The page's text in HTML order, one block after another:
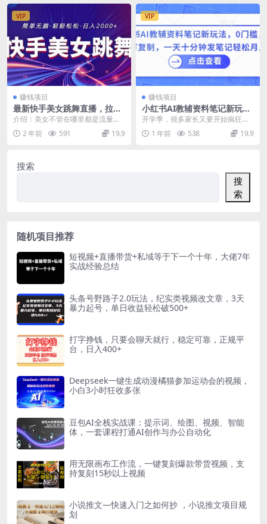
VIP
赚钱项目
最新快手美女跳舞直播，拉爆
流量不违规，轻轻松松日入20
00+
介绍：美女不管在哪里都是流量密
码！目前快手平台的无人美女跳舞
直播，收入相当的可观...
2 年前 591 19.9
VIP
赚钱项目
小红书AI教辅资料笔记新玩
法，0门槛，可批量可复制，
一天十分钟发笔记轻松月入2k
开学季，很多家长又要开始疯狂内
卷了，给孩子报辅导班，买各种复
习资料，在双肩的政策...
1 年前 538 19.9
搜索
搜
索
随机项目推荐
短视频+直播带货+私域等于下一个十年，大佬7年
实战经验总结
头条号野路子2.0玩法，纪实类视频改文章，3天
暴力起号，单日收益轻松破500+
打字挣钱，只要会聊天就行，稳定可靠，正规平
台，日入400+
Deepseek一键生成动漫橘猫参加运动会的视频，
小白3小时狂收多张
豆包AI全栈实战课：提示词、绘图、视频、智能
体，一套课程打通AI创作与办公自动化
用无限画布工作流，一键复刻爆款带货视频，支
持复刻15秒以上视频
小说推文—快速入门之如何抄 ，小说推文项目规
划